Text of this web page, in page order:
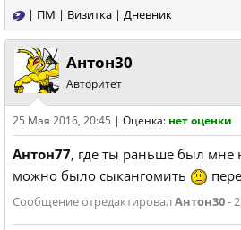
| ПМ | Визитка | Дневник
Антон30
Авторитет
25 Мая 2016, 20:45 | Оценка: нет оценки
Антон77, где ты раньше был мне
можно было сыкангомить
Сообщение отредактировалАнтон30-